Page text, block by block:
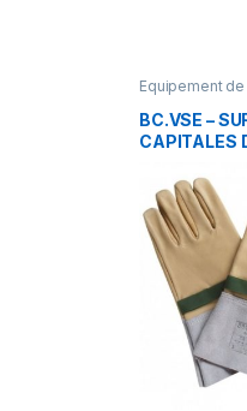
Equipement
EPI
Gants de
BC.VSE –
CAPITALES
BC.110VSE